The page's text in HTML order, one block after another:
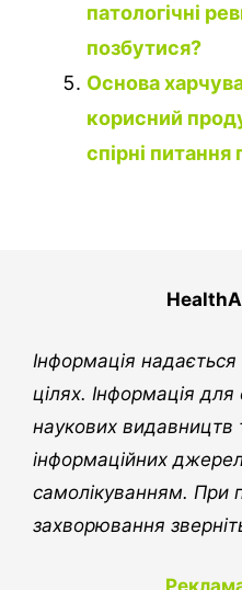
патологічні
позбутися?
Основа
корисний
спірні питання
Інформація
цілях. Інформація для
наукових видавництв
інформаційних
самолікуванням. При
захворювання